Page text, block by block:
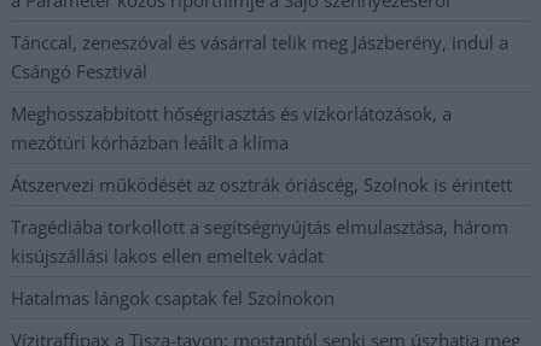
Tánccal, zeneszóval és vásárral telik meg Jászberény, indul a
Csángó Fesztivál
Meghosszabbított hőségriasztás és vízkorlátozások, a
mezőtúri kórházban leállt a klíma
Átszervezi működését az osztrák óriáscég, Szolnok is érintett
Tragédiába torkollott a segítségnyújtás elmulasztása, három
kisújszállási lakos ellen emeltek vádat
Hatalmas lángok csaptak fel Szolnokon
Vízitraffipax a Tisza-tavon: mostantól senki sem úszhatja meg